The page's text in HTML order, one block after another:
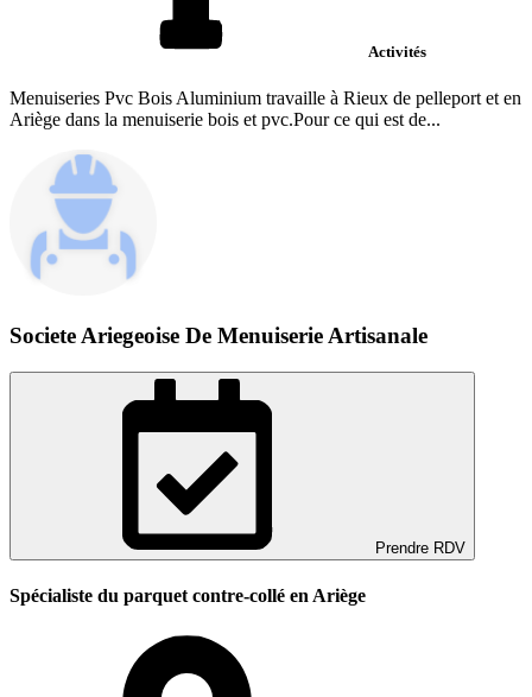
Activités
Menuiseries Pvc Bois Aluminium travaille à Rieux de pelleport et en
Ariège dans la menuiserie bois et pvc.Pour ce qui est de...
Societe Ariegeoise De Menuiserie Artisanale
Prendre RDV
Spécialiste du parquet contre-collé en Ariège